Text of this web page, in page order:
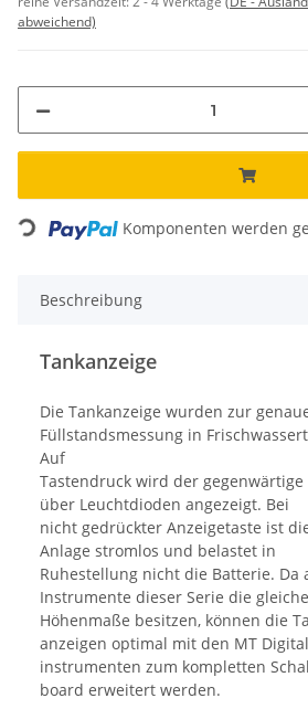
abweichend)
Loading... Komponenten werden
Beschreibung
Tankanzeige
Die Tankanzeige wurden zur
Füllstandsmessung in
Auf
Tastendruck wird der gegenwärtige
über Leuchtdioden angezeigt. Bei
nicht gedrückter Anzeigetaste ist
Anlage stromlos und belastet in
Ruhestellung nicht die Batterie. Da
Instrumente dieser Serie die
Höhenmaße besitzen, können die
anzeigen optimal mit den MT
instrumenten zum kompletten
board erweitert werden.